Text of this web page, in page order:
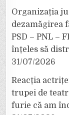
Organizația
dezamăgirea
PSD – PNL –
înțeles să
31/07/2026
Reacția
trupei de
furie că am